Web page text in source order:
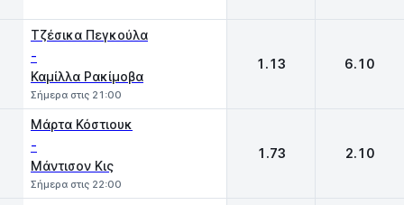
Τζέσικα Πεγκούλα
-
Καμίλλα Ρακίμοβα
Σήμερα στις 21:00
1.13 6.10
Μάρτα Κόστιουκ
-
Μάντισον Κις
Σήμερα στις 22:00
1.73 2.10